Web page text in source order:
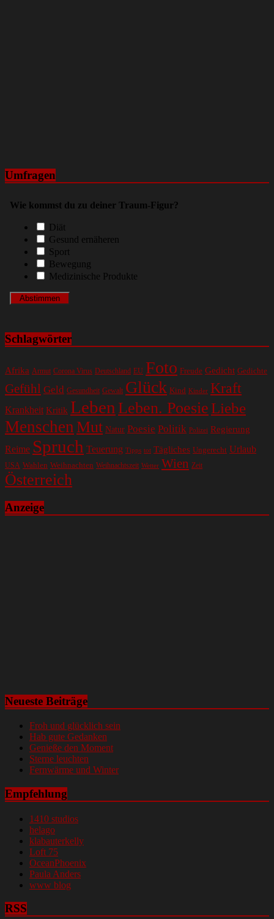
Umfragen
Wie kommst du zu deiner Traum-Figur?
Diät
Gesund ernäheren
Sport
Bewegung
Medizinische Produkte
Schlagwörter
Afrika Armut Corona Virus Deutschland EU Foto Freude Gedicht Gedichte
Gefühl Geld Gesundheit Gewalt Glück Kind Kinder Kraft
Krankheit Kritik Leben Leben. Poesie Liebe
Menschen Mut Natur Poesie Politik Polizei Regierung
Reime Spruch Teuerung Tipps tot Tägliches Ungerecht Urlaub
USA Wahlen Weihnachten Weihnachtszeit Wetter Wien Zeit
Österreich
Anzeige
Neueste Beiträge
Froh und glücklich sein
Hab gute Gedanken
Genieße den Moment
Sterne leuchten
Fernwärme und Winter
Empfehlung
1410 studios
helago
klabauterkelly
Loft 75
OceanPhoenix
Paula Anders
www blog
RSS